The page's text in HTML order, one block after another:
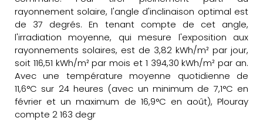
rayonnement solaire, l'angle d'inclinaison optimal est
de 37 degrés. En tenant compte de cet angle,
l'irradiation moyenne, qui mesure l'exposition aux
rayonnements solaires, est de 3,82 kWh/m² par jour,
soit 116,51 kWh/m² par mois et 1 394,30 kWh/m² par an.
Avec une température moyenne quotidienne de
11,6°C sur 24 heures (avec un minimum de 7,1°C en
février et un maximum de 16,9°C en août), Plouray
compte 2 163 degr